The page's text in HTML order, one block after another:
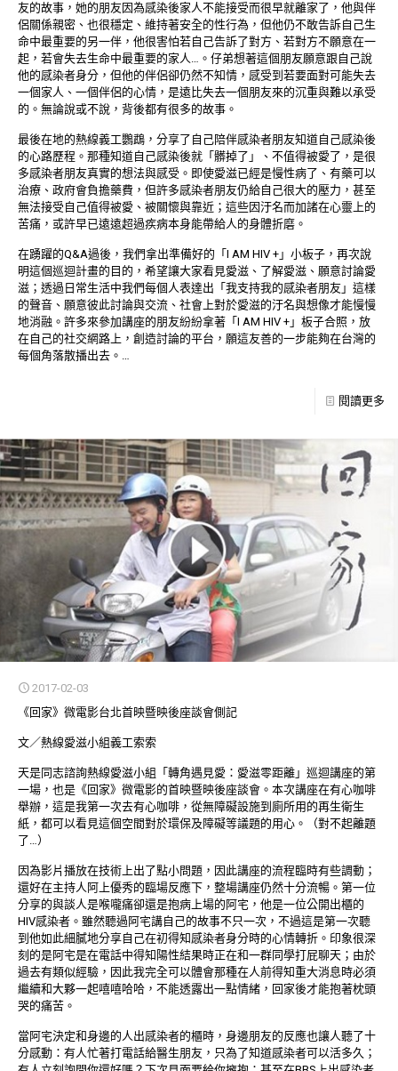
友的故事，她的朋友因為感染後家人不能接受而很早就離家了，他與伴
侶關係親密、也很穩定、維持著安全的性行為，但他仍不敢告訴自己生
命中最重要的另一伴，他很害怕若自己告訴了對方、若對方不願意在一
起，若會失去生命中最重要的家人…。仔弟想著這個朋友願意跟自己說
他的感染者身分，但他的伴侶卻仍然不知情，感受到若要面對可能失去
一個家人、一個伴侶的心情，是遠比失去一個朋友來的沉重與難以承受
的。無論說或不說，背後都有很多的故事。
最後在地的熱線義工鸚鵡，分享了自己陪伴感染者朋友知道自己感染後
的心路歷程。那種知道自己感染後就「髒掉了」、不值得被愛了，是很
多感染者朋友真實的想法與感受。即使愛滋已經是慢性病了、有藥可以
治療、政府會負擔藥費，但許多感染者朋友仍給自己很大的壓力，甚至
無法接受自己值得被愛、被關懷與靠近；這些因汙名而加諸在心靈上的
苦痛，或許早已遠遠超過疾病本身能帶給人的身體折磨。
在踴躍的Q&A過後，我們拿出準備好的「I AM HIV +」小板子，再次說
明這個巡迴計畫的目的，希望讓大家看見愛滋、了解愛滋、願意討論愛
滋；透過日常生活中我們每個人表達出「我支持我的感染者朋友」這樣
的聲音、願意彼此討論與交流、社會上對於愛滋的汙名與想像才能慢慢
地消融。許多來參加講座的朋友紛紛拿著「I AM HIV +」板子合照，放
在自己的社交網路上，創造討論的平台，願這友善的一步能夠在台灣的
每個角落散播出去。…
閱讀更多
2017-02-03
《回家》微電影台北首映暨映後座談會側記
文／熱線愛滋小組義工索索
天是同志諮詢熱線愛滋小組「轉角遇見愛：愛滋零距離」巡迴講座的第
一場，也是《回家》微電影的首映暨映後座談會。本次講座在有心咖啡
舉辦，這是我第一次去有心咖啡，從無障礙設施到廁所用的再生衛生
紙，都可以看見這個空間對於環保及障礙等議題的用心。（對不起離題
了…）
因為影片播放在技術上出了點小問題，因此講座的流程臨時有些調動；
還好在主持人阿上優秀的臨場反應下，整場講座仍然十分流暢。第一位
分享的與談人是喉嚨痛卻還是抱病上場的阿宅，他是一位公開出櫃的
HIV感染者。雖然聽過阿宅講自己的故事不只一次，不過這是第一次聽
到他如此細膩地分享自己在初得知感染者身分時的心情轉折。印象很深
刻的是阿宅是在電話中得知陽性結果時正在和一群同學打屁聊天；由於
過去有類似經驗，因此我完全可以體會那種在人前得知重大消息時必須
繼續和大夥一起嘻嘻哈哈，不能透露出一點情緒，回家後才能抱著枕頭
哭的痛苦。
當阿宅決定和身邊的人出感染者的櫃時，身邊朋友的反應也讓人聽了十
分感動：有人忙著打電話給醫生朋友，只為了知道感染者可以活多久；